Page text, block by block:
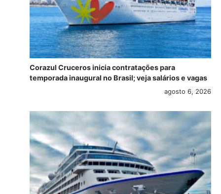
Corazul Cruceros inicia contratações para
temporada inaugural no Brasil; veja salários e vagas
agosto 6, 2026